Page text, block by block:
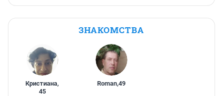
ЗНАКОМСТВА
Кристиана,
45
Roman,49